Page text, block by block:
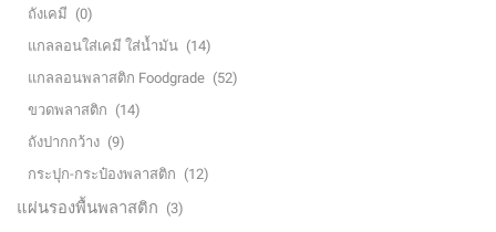
ถังเคมี (0)
แกลลอนใส่เคมี ใส่น้ำมัน (14)
แกลลอนพลาสติก Foodgrade (52)
ขวดพลาสติก (14)
ถังปากกว้าง (9)
กระปุก-กระป๋องพลาสติก (12)
แผ่นรองพื้นพลาสติก (3)